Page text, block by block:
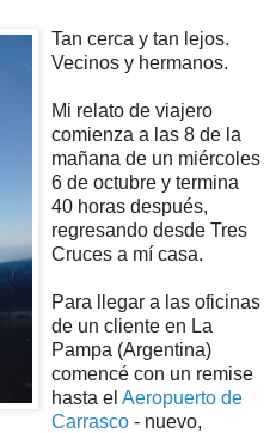
Tan cerca y tan lejos.
Vecinos y hermanos.
Mi relato de viajero
comienza a las 8 de la
mañana de un miércoles
6 de octubre y termina
40 horas después,
regresando desde Tres
Cruces a mí casa.
Para llegar a las oficinas
de un cliente en La
Pampa (Argentina)
comencé con un remise
hasta el Aeropuerto de
Carrasco - nuevo,